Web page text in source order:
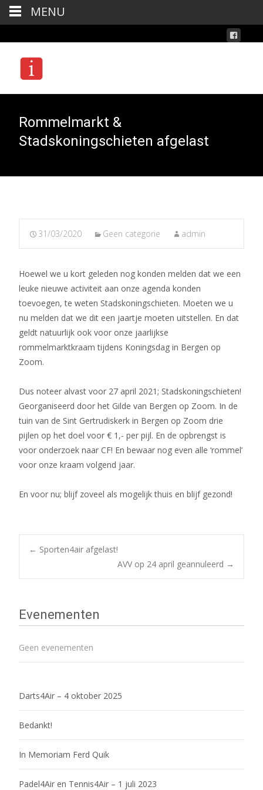
Rommelmarkt &
Stadskoningschieten afgelast
31/03/2020 Geen categorie admin
Hoewel we u kort geleden nog konden melden dat we een
leuke nieuwe activiteit aan onze agenda konden
toevoegen, te weten Stadskoningschieten. Moeten we u
nu melden dat we dit een jaartje moeten uitstellen. En dat
geldt natuurlijk ook voor onze jaarlijkse
rommelmarktkraam tijdens Koningsdag in Bergen op
Zoom.
Dus noteer alvast voor 27 april 2021; Stadskoningschieten!
Georganiseerd door het Gilde van Bergen op Zoom. In de
tuin van de Sint Gertrudiskerk in Bergen op Zoom drie
pijlen op het doel voor € 1,- per pijl. En de opbrengst is
voor onderzoek naar CF! En bewaar nog even alle ‘rommel’
voor onze kraam volgend jaar.
En voor nu; blijf zoveel als mogelijk thuis en blijf gezond!
Bericht
← Sporten4air afgelast!
AVV op 24 april geannuleerd →
Evenementen
Geen evenementen
Darts4Air – 4 oktober 2025
Bedankt!
In Memoriam Ferd Quik
Padel4Air en Tennis4Air – 1 juli 2023
MENU